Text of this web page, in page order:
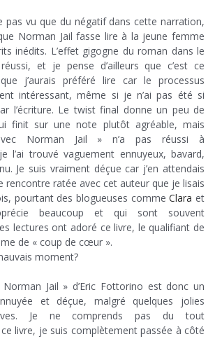
pas vu que du négatif dans cette narration,
Norman Jail fasse lire à la jeune femme
inédits. L’effet gigogne du roman dans le
et je pense d’ailleurs que c’est ce
j’aurais préféré lire car le processus
intéressant, même si je n’ai pas été si
l’écriture. Le twist final donne un peu de
finit sur une note plutôt agréable, mais
Norman Jail » n’a pas réussi à
l’ai trouvé vaguement ennuyeux, bavard,
Je suis vraiment déçue car j’en attendais
rencontre ratée avec cet auteur que je lisais
pourtant des blogueuses commeClara et
beaucoup et qui sont souvent
lectures ont adoré ce livre, le qualifiant de
de « coup de cœur ».
moment?
Jail » d’Eric Fottorino est donc un
et déçue, malgré quelques jolies
Je ne comprends pas du tout
livre, je suis complètement passée à côté